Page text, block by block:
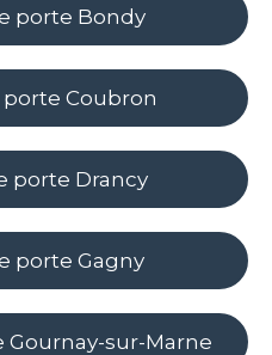
porte Bondy
Coubron
porte Drancy
porte Gagny
Gournay-sur-Marne